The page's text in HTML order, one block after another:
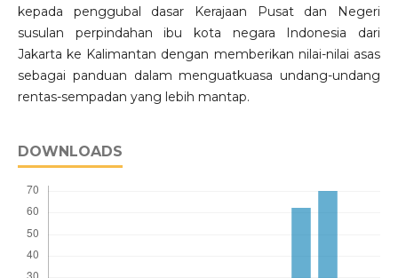
kepada penggubal dasar Kerajaan Pusat dan Negeri
susulan perpindahan ibu kota negara Indonesia dari
Jakarta ke Kalimantan dengan memberikan nilai-nilai asas
sebagai panduan dalam menguatkuasa undang-undang
rentas-sempadan yang lebih mantap.
DOWNLOADS